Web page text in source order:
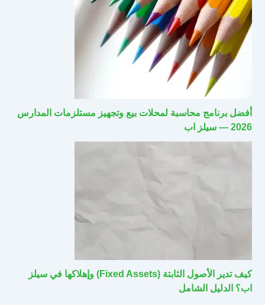
أفضل برنامج محاسبة لمحلات بيع وتجهيز مستلزمات المدارس
2026 — سيلز اب
كيف تدير الأصول الثابتة (Fixed Assets) وإهلاكها في سيلز
اب؟ الدليل الشامل